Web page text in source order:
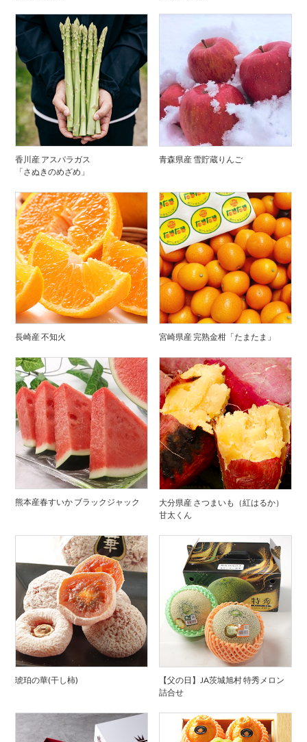
香川産 アスパラガス
「さぬきのめざめ」
青森県産 雪貯蔵りんご
長崎産 不知火 宮崎県産 完熟金柑「たまたま」
熊本産春すいか ブラックジャック
大分県産 さつまいも（紅はるか）
甘太くん
琥珀の華(干し柿)
【父の日】JA茨城旭村 特秀メロン
詰合せ